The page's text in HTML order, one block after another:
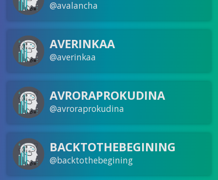
@avalancha
AVERINKAA
@averinkaa
AVRORAPROKUDINA
@avroraprokudina
BACKTOTHEBEGINING
@backtothebegining